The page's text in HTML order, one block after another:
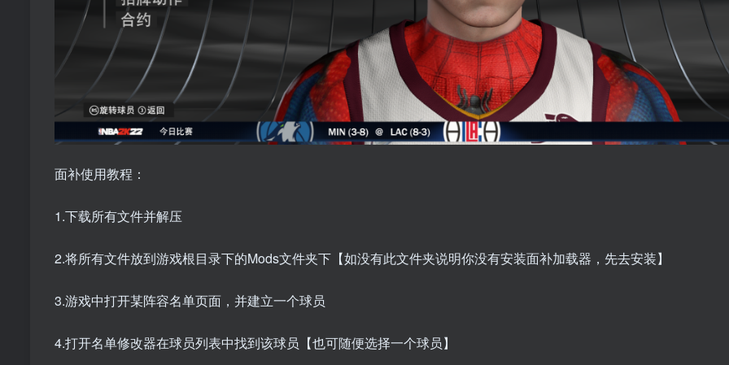
面补使用教程：
1.下载所有文件并解压
2.将所有文件放到游戏根目录下的Mods文件夹下【如没有此文件夹说明你没有安装面补加载器，先去安装】
3.游戏中打开某阵容名单页面，并建立一个球员
4.打开名单修改器在球员列表中找到该球员【也可随便选择一个球员】